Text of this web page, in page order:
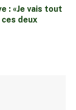
: «Je vais tout
deux